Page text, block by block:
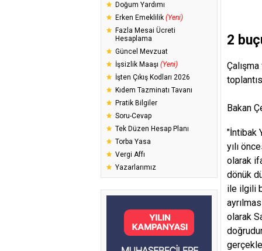
Doğum Yardımı
Erken Emeklilik (Yeni)
Fazla Mesai Ücreti
Hesaplama
Güncel Mevzuat
İşsizlik Maaşı (Yeni)
İşten Çıkış Kodları 2026
Kıdem Tazminatı Tavanı
Pratik Bilgiler
Soru-Cevap
Tek Düzen Hesap Planı
Torba Yasa
Vergi Affı
Yazarlarımız
2
Bakan
"İntibak
yılı
olarak
dönük
ile ilgili
olarak